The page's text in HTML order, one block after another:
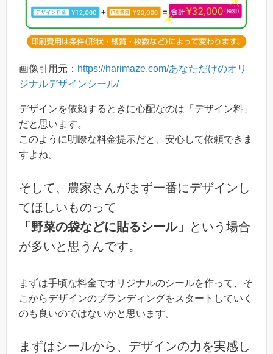
画像引用元： https://harimaze.com/あなただけのオリ
ジナルデザインシール/
デザインを依頼するときに心配なのは「デザイン料」
だと思います。
このように明瞭な料金提示だと、安心して依頼できま
すよね。
そして、農家さんがまず一番にデザインし
てほしいものって
「野菜の袋などに貼るシール」
という場合
が多いと思うんです。
まずは手頃な料金でオリジナルのシールを作って、そ
こからデザインのブランディングをスタートしていく
のも良いのではないかと思います。
まずはシールから、デザインの力を実感し